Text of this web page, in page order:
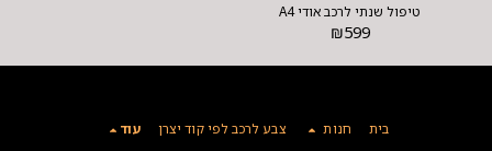
טיפול שנתי לרכב אודי A4
₪599
בית חנות צבע לרכב לפי קוד יצרן עוד